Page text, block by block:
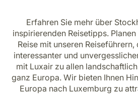
Karriere bei LuxairGroup
Erfahren Sie mehr über
inspirierenden Reisetipps.
Reise mit unseren
interessanter und
mit Luxair zu allen
ganz Europa. Wir bieten Ihnen
Europa nach Luxemburg zu